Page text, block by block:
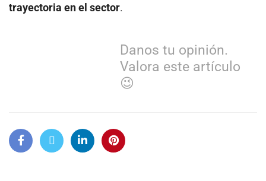
trayectoria en el sector.
Danos tu opinión.
Valora este artículo
😉